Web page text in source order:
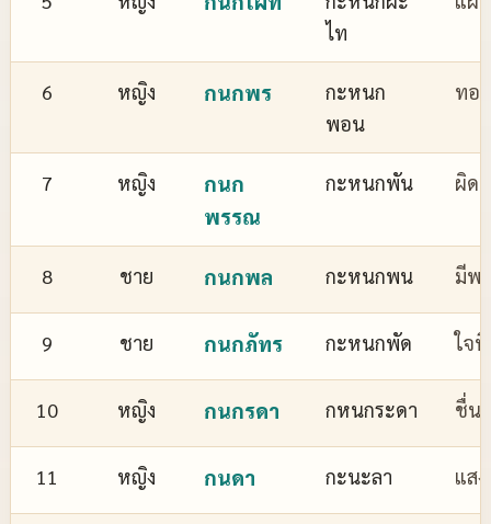
ไท
6 หญิง กนกพร
กะหนก
พอน
ทอ
7 หญิง
กนก
พรรณ
กะหนกพัน ผิด
8 ชาย กนกพล กะหนกพน มีพ
9 ชาย กนกภัทร กะหนกพัด ใจ
10 หญิง กนกรดา กหนกระดา ชื่น
11 หญิง กนดา กะนะลา แสง